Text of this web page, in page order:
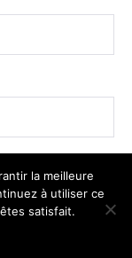
la meilleure
à utiliser ce
satisfait.